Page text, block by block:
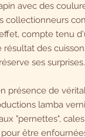
avec des
collectionneurs
compte tenu
des
ses
présence de
lamba
"pernettes",
être